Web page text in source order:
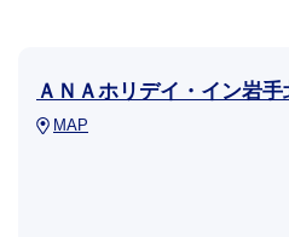
ＡＮＡホリデイ・イン岩
MAP